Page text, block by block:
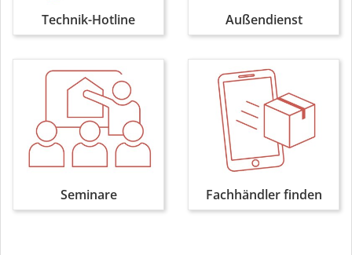
Technik-Hotline Außendienst
Seminare Fachhändler finden